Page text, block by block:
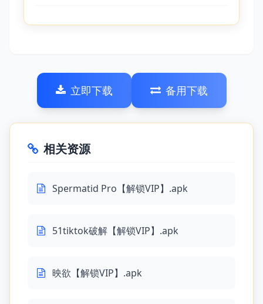
立即下载 备用下载
相关资源
Spermatid Pro【解锁VIP】.apk
51tiktok破解【解锁VIP】.apk
映欲【解锁VIP】.apk